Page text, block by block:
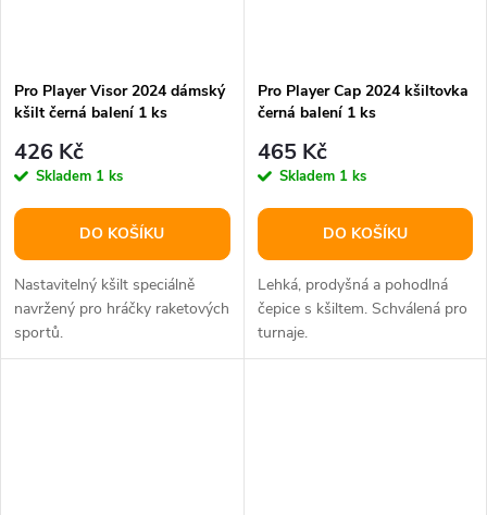
Pro Player Visor 2024 dámský
kšilt černá balení 1 ks
426 Kč
Skladem 1 ks
DO KOŠÍKU
Nastavitelný kšilt speciálně
navržený pro hráčky raketových
sportů.
Pro Player Cap 2024 kšiltovka
černá balení 1 ks
465 Kč
Skladem 1 ks
DO KOŠÍKU
Lehká, prodyšná a pohodlná
čepice s kšiltem. Schválená pro
turnaje.